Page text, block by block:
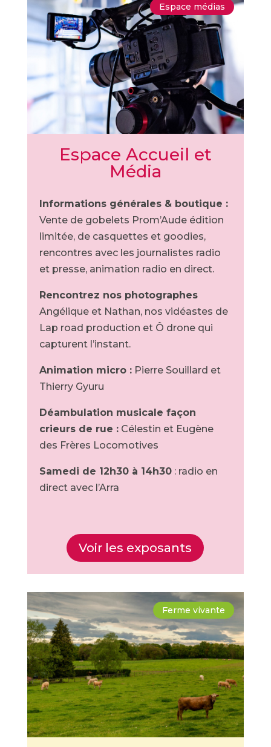
Espace médias
Espace Accueil et
Média
Informations générales & boutique :
Vente de gobelets Prom’Aude édition
limitée, de casquettes et goodies,
rencontres avec les journalistes radio
et presse, animation radio en direct.
Rencontrez nos photographes
Angélique et Nathan, nos vidéastes de
Lap road production et Ô drone qui
capturent l’instant.
Animation micro :Pierre Souillard et
Thierry Gyuru
Déambulation musicale façon
crieurs de rue :Célestin et Eugène
des Frères Locomotives
Samedi de 12h30 à 14h30: radio en
direct avec l’Arra
Voir les exposants
Ferme vivante